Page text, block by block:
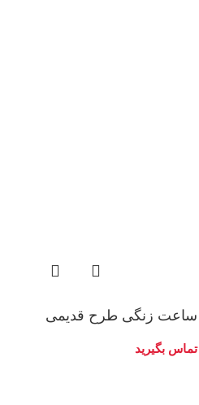
ساعت زنگی طرح قدیمی
تماس بگیرید